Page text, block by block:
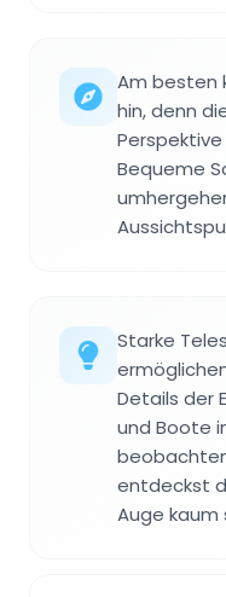
Am besten
hin, denn
Bequeme
Starke
Details der
und Boote
entdeckst
Auge kaum